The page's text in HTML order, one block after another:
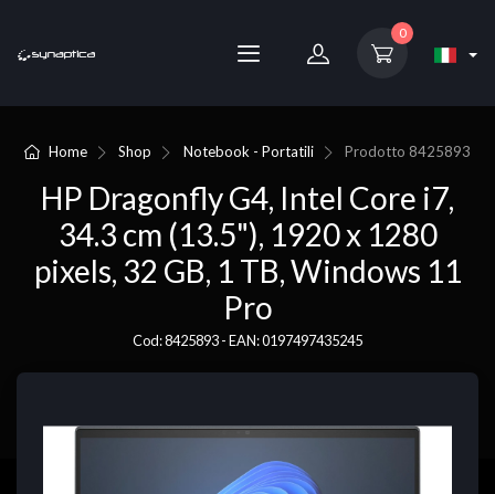
0
Home Shop Notebook - Portatili Prodotto 8425893
HP Dragonfly G4, Intel Core i7,
34.3 cm (13.5"), 1920 x 1280
pixels, 32 GB, 1 TB, Windows 11
Pro
Cod: 8425893 - EAN: 0197497435245